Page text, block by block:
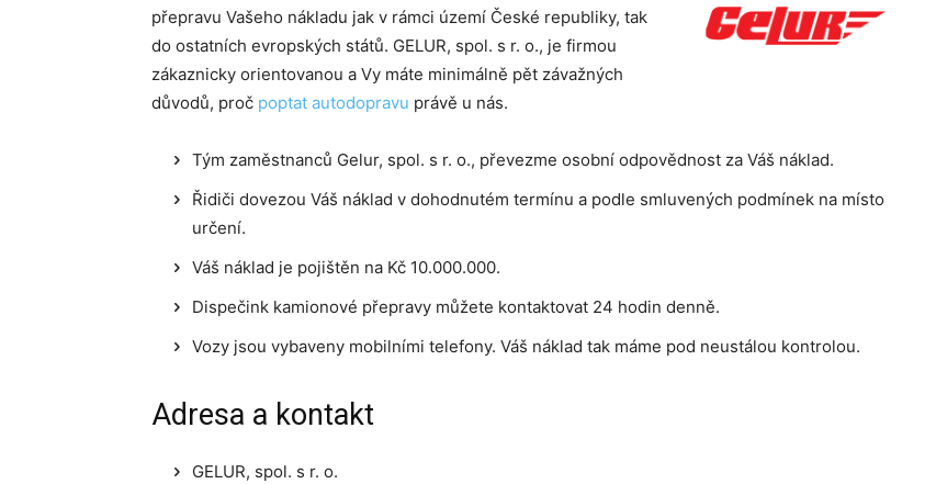
přepravu Vašeho nákladu jak v rámci území České republiky, tak
do ostatních evropských států. GELUR, spol. s r. o., je firmou
zákaznicky orientovanou a Vy máte minimálně pět závažných
důvodů, proč poptat autodopravu právě u nás.
Tým zaměstnanců Gelur, spol. s r. o., převezme osobní odpovědnost za Váš náklad.
Řidiči dovezou Váš náklad v dohodnutém termínu a podle smluvených podmínek na místo
určení.
Váš náklad je pojištěn na Kč 10.000.000.
Dispečink kamionové přepravy můžete kontaktovat 24 hodin denně.
Vozy jsou vybaveny mobilními telefony. Váš náklad tak máme pod neustálou kontrolou.
Adresa a kontakt
GELUR, spol. s r. o.